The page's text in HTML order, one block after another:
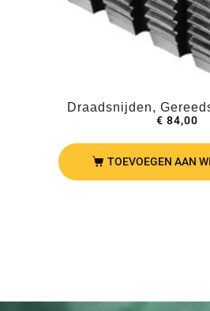
Draadsnijden,
€ 84,00
TOEVOEGEN AAN